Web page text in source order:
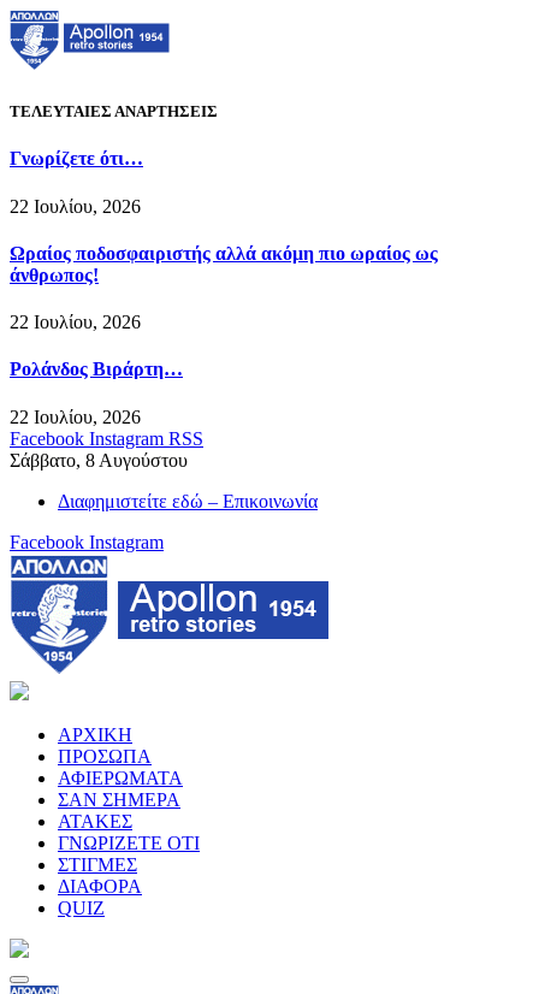
ΤΕΛΕΥΤΑΙΕΣ ΑΝΑΡΤΗΣΕΙΣ
Γνωρίζετε ότι…
22 Ιουλίου, 2026
Ωραίος ποδοσφαιριστής αλλά ακόμη πιο ωραίος ως
άνθρωπος!
22 Ιουλίου, 2026
Ρολάνδος Βιράρτη…
22 Ιουλίου, 2026
Facebook Instagram RSS
Σάββατο, 8 Αυγούστου
Διαφημιστείτε εδώ – Επικοινωνία
Facebook Instagram
ΑΡΧΙΚΗ
ΠΡΟΣΩΠΑ
ΑΦΙΕΡΩΜΑΤΑ
ΣΑΝ ΣΗΜΕΡΑ
ΑΤΑΚΕΣ
ΓΝΩΡΙΖΕΤΕ ΟΤΙ
ΣΤΙΓΜΕΣ
ΔΙΑΦΟΡΑ
QUIZ